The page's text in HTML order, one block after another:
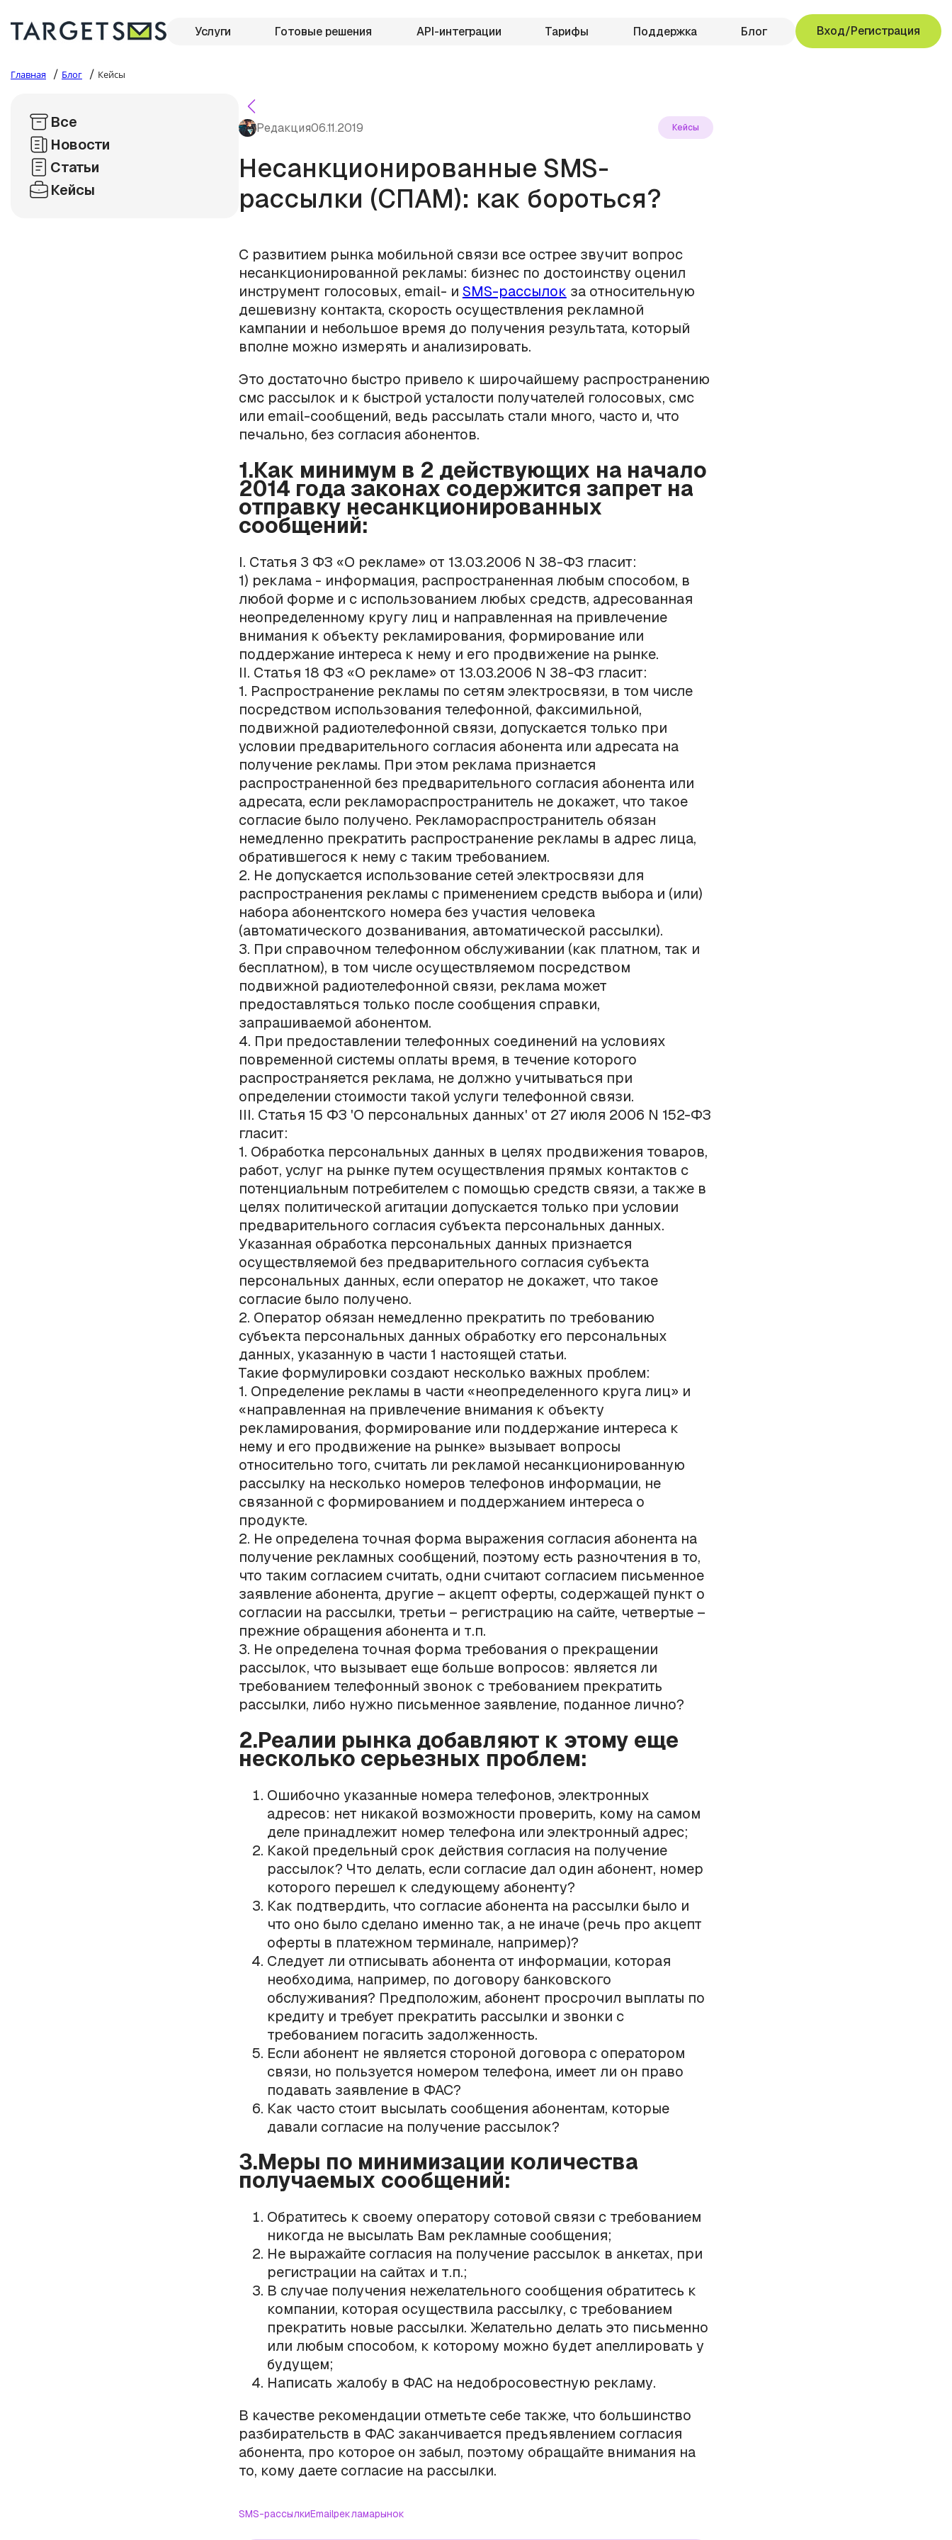
Услуги Готовые решения API-интеграции Тарифы Поддержка Блог Вход/Регистрация
Главная / Блог / Кейсы
Все
Новости
Статьи
Кейсы
Редакция06.11.2019 Кейсы
Несанкционированные SMS-
рассылки (СПАМ): как бороться?
С развитием рынка мобильной связи все острее звучит вопрос
несанкционированной рекламы: бизнес по достоинству оценил
инструмент голосовых, email- и SMS-рассылок за относительную
дешевизну контакта, скорость осуществления рекламной
кампании и небольшое время до получения результата, который
вполне можно измерять и анализировать.
Это достаточно быстро привело к широчайшему распространению
смс рассылок и к быстрой усталости получателей голосовых, смс
или email-сообщений, ведь рассылать стали много, часто и, что
печально, без согласия абонентов.
1.Как минимум в 2 действующих на начало
2014 года законах содержится запрет на
отправку несанкционированных
сообщений:
I. Статья 3 ФЗ «О рекламе» от 13.03.2006 N 38-ФЗ гласит:
1) реклама - информация, распространенная любым способом, в
любой форме и с использованием любых средств, адресованная
неопределенному кругу лиц и направленная на привлечение
внимания к объекту рекламирования, формирование или
поддержание интереса к нему и его продвижение на рынке.
II. Статья 18 ФЗ «О рекламе» от 13.03.2006 N 38-ФЗ гласит:
1. Распространение рекламы по сетям электросвязи, в том числе
посредством использования телефонной, факсимильной,
подвижной радиотелефонной связи, допускается только при
условии предварительного согласия абонента или адресата на
получение рекламы. При этом реклама признается
распространенной без предварительного согласия абонента или
адресата, если рекламораспространитель не докажет, что такое
согласие было получено. Рекламораспространитель обязан
немедленно прекратить распространение рекламы в адрес лица,
обратившегося к нему с таким требованием.
2. Не допускается использование сетей электросвязи для
распространения рекламы с применением средств выбора и (или)
набора абонентского номера без участия человека
(автоматического дозванивания, автоматической рассылки).
3. При справочном телефонном обслуживании (как платном, так и
бесплатном), в том числе осуществляемом посредством
подвижной радиотелефонной связи, реклама может
предоставляться только после сообщения справки,
запрашиваемой абонентом.
4. При предоставлении телефонных соединений на условиях
повременной системы оплаты время, в течение которого
распространяется реклама, не должно учитываться при
определении стоимости такой услуги телефонной связи.
III. Статья 15 ФЗ 'О персональных данных' от 27 июля 2006 N 152-ФЗ
гласит:
1. Обработка персональных данных в целях продвижения товаров,
работ, услуг на рынке путем осуществления прямых контактов с
потенциальным потребителем с помощью средств связи, а также в
целях политической агитации допускается только при условии
предварительного согласия субъекта персональных данных.
Указанная обработка персональных данных признается
осуществляемой без предварительного согласия субъекта
персональных данных, если оператор не докажет, что такое
согласие было получено.
2. Оператор обязан немедленно прекратить по требованию
субъекта персональных данных обработку его персональных
данных, указанную в части 1 настоящей статьи.
Такие формулировки создают несколько важных проблем:
1. Определение рекламы в части «неопределенного круга лиц» и
«направленная на привлечение внимания к объекту
рекламирования, формирование или поддержание интереса к
нему и его продвижение на рынке» вызывает вопросы
относительно того, считать ли рекламой несанкционированную
рассылку на несколько номеров телефонов информации, не
связанной с формированием и поддержанием интереса о
продукте.
2. Не определена точная форма выражения согласия абонента на
получение рекламных сообщений, поэтому есть разночтения в то,
что таким согласием считать, одни считают согласием письменное
заявление абонента, другие – акцепт оферты, содержащей пункт о
согласии на рассылки, третьи – регистрацию на сайте, четвертые –
прежние обращения абонента и т.п.
3. Не определена точная форма требования о прекращении
рассылок, что вызывает еще больше вопросов: является ли
требованием телефонный звонок с требованием прекратить
рассылки, либо нужно письменное заявление, поданное лично?
2.Реалии рынка добавляют к этому еще
несколько серьезных проблем:
Ошибочно указанные номера телефонов, электронных
адресов: нет никакой возможности проверить, кому на самом
деле принадлежит номер телефона или электронный адрес;
Какой предельный срок действия согласия на получение
рассылок? Что делать, если согласие дал один абонент, номер
которого перешел к следующему абоненту?
Как подтвердить, что согласие абонента на рассылки было и
что оно было сделано именно так, а не иначе (речь про акцепт
оферты в платежном терминале, например)?
Следует ли отписывать абонента от информации, которая
необходима, например, по договору банковского
обслуживания? Предположим, абонент просрочил выплаты по
кредиту и требует прекратить рассылки и звонки с
требованием погасить задолженность.
Если абонент не является стороной договора с оператором
связи, но пользуется номером телефона, имеет ли он право
подавать заявление в ФАС?
Как часто стоит высылать сообщения абонентам, которые
давали согласие на получение рассылок?
3.Меры по минимизации количества
получаемых сообщений:
Обратитесь к своему оператору сотовой связи с требованием
никогда не высылать Вам рекламные сообщения;
Не выражайте согласия на получение рассылок в анкетах, при
регистрации на сайтах и т.п.;
В случае получения нежелательного сообщения обратитесь к
компании, которая осуществила рассылку, с требованием
прекратить новые рассылки. Желательно делать это письменно
или любым способом, к которому можно будет апеллировать у
будущем;
Написать жалобу в ФАС на недобросовестную рекламу.
В качестве рекомендации отметьте себе также, что большинство
разбирательств в ФАС заканчивается предъявлением согласия
абонента, про которое он забыл, поэтому обращайте внимания на
то, кому даете согласие на рассылки.
SMS-рассылкиEmailрекламарынок